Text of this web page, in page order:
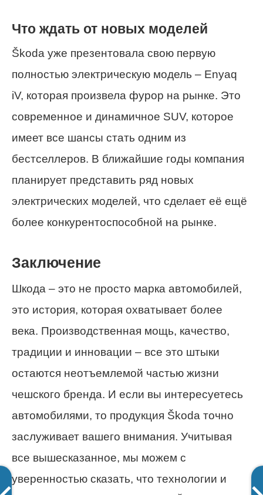
Что ждать от новых моделей
Škoda уже презентовала свою первую
полностью электрическую модель – Enyaq
iV, которая произвела фурор на рынке. Это
современное и динамичное SUV, которое
имеет все шансы стать одним из
бестселлеров. В ближайшие годы компания
планирует представить ряд новых
электрических моделей, что сделает её ещё
более конкурентоспособной на рынке.
Заключение
Шкода – это не просто марка автомобилей,
это история, которая охватывает более
века. Производственная мощь, качество,
традиции и инновации – все это штыки
остаются неотъемлемой частью жизни
чешского бренда. И если вы интересуетесь
автомобилями, то продукция Škoda точно
заслуживает вашего внимания. Учитывая
все вышесказанное, мы можем с
уверенностью сказать, что технологии и